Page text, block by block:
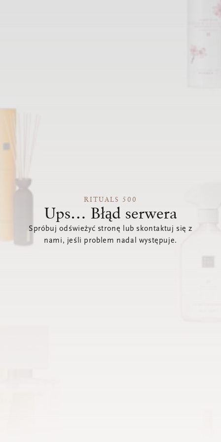
RITUALS 500
Ups… Błąd serwera
Spróbuj odświeżyć stronę lub skontaktuj się z
nami, jeśli problem nadal występuje.